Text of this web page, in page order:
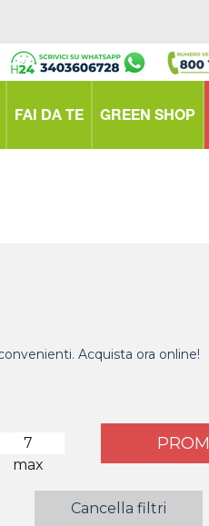
FAI DA TE GREEN SHOP
Acquista ora online!
max
Cancella filtri